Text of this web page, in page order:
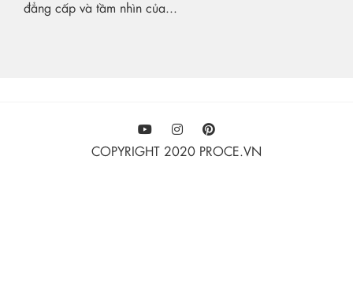
đẳng cấp và tầm nhìn của...
COPYRIGHT 2020 PROCE.VN